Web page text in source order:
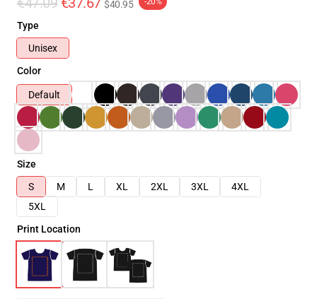
$40.95
Type
Unisex
Color
Default
Size
S
M L XL 2XL 3XL
4XL
5XL
Print Location